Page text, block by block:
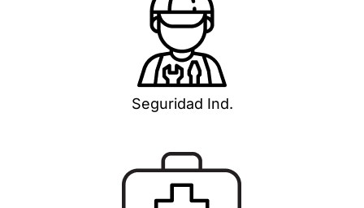
Seguridad Ind.